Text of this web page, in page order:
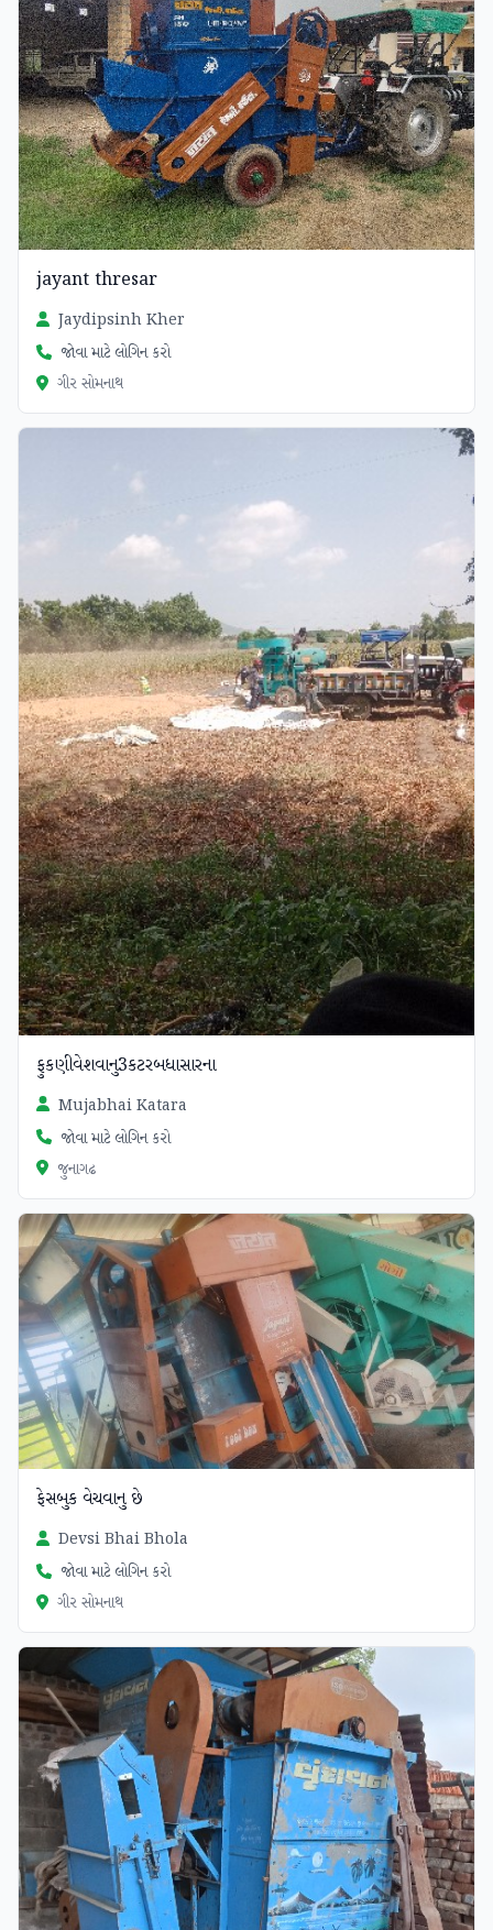
jayant thresar
Jaydipsinh Kher
જોવા માટે લોગિન કરો
ગીર સોમનાથ
ફુકણીવેશવાનુ3કટરબધાસારના
Mujabhai Katara
જોવા માટે લોગિન કરો
જુનાગઢ
ફેસબુક વેચવાનુ છે
Devsi Bhai Bhola
જોવા માટે લોગિન કરો
ગીર સોમનાથ